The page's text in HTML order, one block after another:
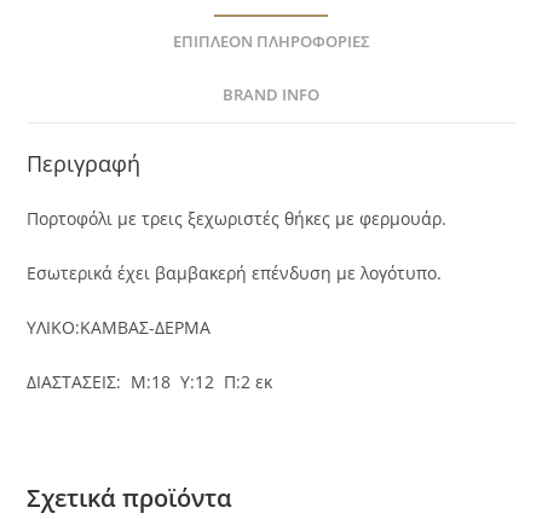
ΕΠΙΠΛΈΟΝ ΠΛΗΡΟΦΟΡΊΕΣ
BRAND INFO
Περιγραφή
Πορτοφόλι με τρεις ξεχωριστές θήκες με φερμουάρ.
Εσωτερικά έχει βαμβακερή επένδυση με λογότυπο.
ΥΛΙΚΟ:ΚΑΜΒΑΣ-ΔΕΡΜΑ
ΔΙΑΣΤΑΣΕΙΣ: Μ:18 Υ:12 Π:2 εκ
Σχετικά προϊόντα